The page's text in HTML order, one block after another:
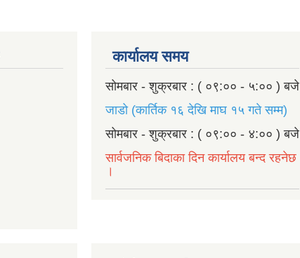
कार्यालय समय
सोमबार - शुक्रबार : ( ०९:०० - ५:०० ) बजे
जाडो (कार्तिक १६ देखि माघ १५ गते सम्म)
सोमबार - शुक्रबार : ( ०९:०० - ४:०० ) बजे
सार्वजनिक बिदाका दिन कार्यालय बन्द रहनेछ
।